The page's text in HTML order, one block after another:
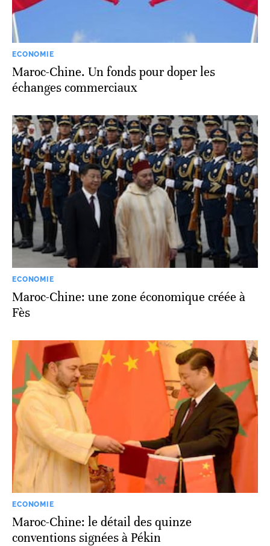
ECONOMIE
Maroc-Chine. Un fonds pour doper les
échanges commerciaux
ECONOMIE
Maroc-Chine: une zone économique créée à
Fès
ECONOMIE
Maroc-Chine: le détail des quinze
conventions signées à Pékin